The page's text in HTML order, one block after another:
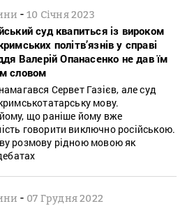
-10 Січня 2023
суд квапиться із вироком
політв’язнів у справі
Валерій Опанасенко не дав їм
словом
Сервет Газієв, але суд
мову.
що раніше йому вже
говорити виключно російською.
розмову рідною мовою як
- 07 Грудня 2022